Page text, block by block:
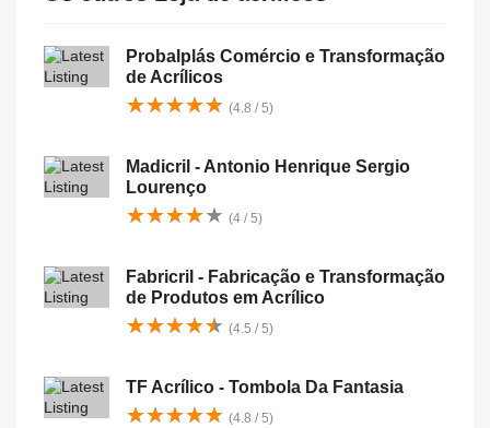
Probalplás Comércio e Transformação
de Acrílicos
★★★★★
★★★★★ (4.8 / 5)
Madicril - Antonio Henrique Sergio
Lourenço
★★★★★
★★★★★ (4 / 5)
Fabricril - Fabricação e Transformação
de Produtos em Acrílico
★★★★★
★★★★★ (4.5 / 5)
TF Acrílico - Tombola Da Fantasia
★★★★★
★★★★★ (4.8 / 5)